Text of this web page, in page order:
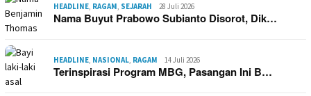
HEADLINE RAGAM SEJARAH 28 Juli 2026
Nama Buyut Prabowo Subianto Disorot, Dik…
HEADLINE NASIONAL RAGAM 14 Juli 2026
Terinspirasi Program MBG, Pasangan Ini B…